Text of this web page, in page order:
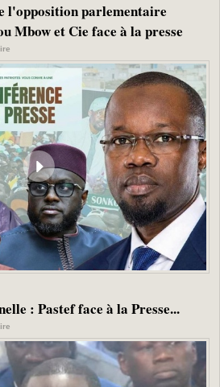
l'opposition parlementaire
Mbow et Cie face à la presse
: Pastef face à la Presse...